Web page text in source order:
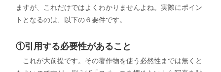
ますが、これだけではよくわかりませんよね。実際にポイン
トとなるのは、以下の６要件です。
①引用する必要性があること
これが大前提です。その著作物を使う必然性までは無くと